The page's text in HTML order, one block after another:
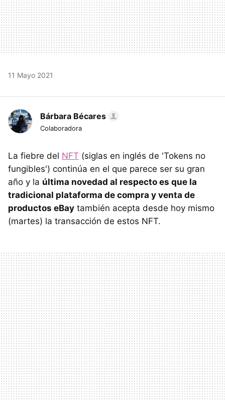
11 Mayo 2021
Bárbara Bécares
Colaboradora
La fiebre del NFT (siglas en inglés de 'Tokens no
fungibles') continúa en el que parece ser su gran
año y la última novedad al respecto es que la
tradicional plataforma de compra y venta de
productos eBay también acepta desde hoy mismo
(martes) la transacción de estos NFT.